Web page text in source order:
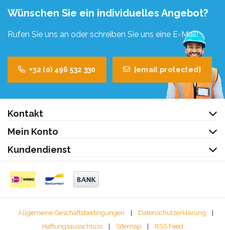
Wünschen Sie ein individuelles Angebot?
Rufen Sie uns an oder schreiben Sie uns eine E-Mail!
+32 (0) 496 532 330 [email protected]
Kontakt
Mein Konto
Kundendienst
Allgemeine Geschäftsbedingungen | Datenschutzerklärung
|
Haftungsausschluss
| Sitemap | RSS Feed